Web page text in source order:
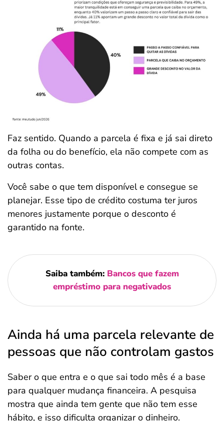
Faz sentido. Quando a parcela é fixa e já sai direto
da folha ou do benefício, ela não compete com as
outras contas.
Você sabe o que tem disponível e consegue se
planejar. Esse tipo de crédito costuma ter juros
menores justamente porque o desconto é
garantido na fonte.
Saiba também: Bancos que fazem
empréstimo para negativados
Ainda há uma parcela relevante de
pessoas que não controlam gastos
Saber o que entra e o que sai todo mês é a base
para qualquer mudança financeira. A pesquisa
mostra que ainda tem gente que não tem esse
hábito, e isso dificulta organizar o dinheiro.